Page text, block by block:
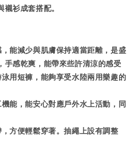
衫成套搭配。
能減少與肌膚保持適當距離，是盛
手感乾爽，能帶來些許清涼的感受
用短褲，能夠享受水陸兩用樂趣的
能，能安心對應戶外水上活動，同
方便輕鬆穿著。抽繩上設有調整